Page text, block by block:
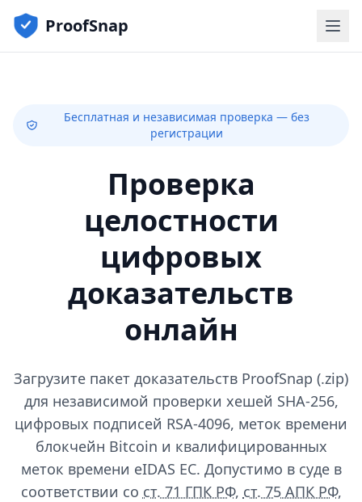
ProofSnap
Бесплатная и независимая проверка — без
регистрации
Проверка
целостности
цифровых
доказательств
онлайн
Загрузите пакет доказательств ProofSnap (.zip)
для независимой проверки хешей SHA-256,
цифровых подписей RSA-4096, меток времени
блокчейн Bitcoin и квалифицированных
меток времени eIDAS ЕС. Допустимо в суде в
соответствии со ст. 71 ГПК РФ, ст. 75 АПК РФ,